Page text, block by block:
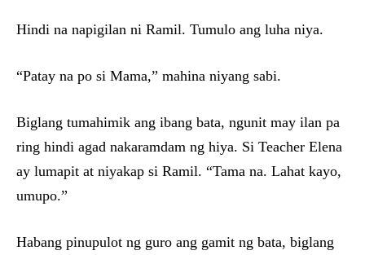
Hindi na napigilan ni Ramil. Tumulo ang luha niya.
“Patay na po si Mama,” mahina niyang sabi.
Biglang tumahimik ang ibang bata, ngunit may ilan pa
ring hindi agad nakaramdam ng hiya. Si Teacher Elena
ay lumapit at niyakap si Ramil. “Tama na. Lahat kayo,
umupo.”
Habang pinupulot ng guro ang gamit ng bata, biglang